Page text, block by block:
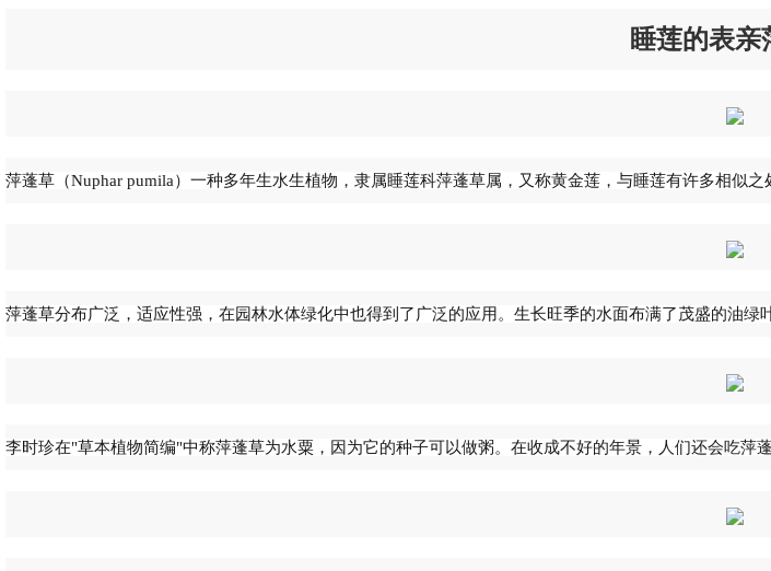
睡莲的表亲
萍蓬草（Nuphar pumila）一种多年生水生植物，隶属睡莲科萍蓬草属，又称黄金莲，与睡莲有许多相似之
萍蓬草分布广泛，适应性强，在园林水体绿化中也得到了广泛的应用。生长旺季的水面布满了茂盛的油绿
李时珍在"草本植物简编"中称萍蓬草为水粟，因为它的种子可以做粥。在收成不好的年景，人们还会吃萍蓬